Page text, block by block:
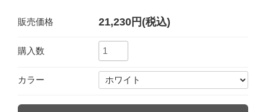
販売価格 21,230円(税込)
購入数
カラー